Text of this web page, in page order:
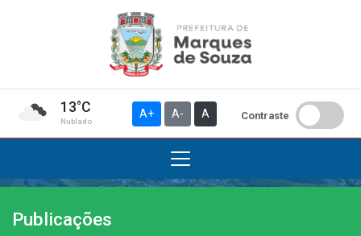
13°C
Nublado
A+ A- A Contraste
Institucional
Publicações